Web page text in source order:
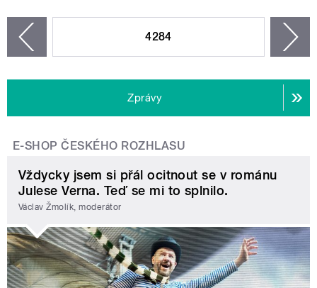
4284
Zprávy
E-SHOP ČESKÉHO ROZHLASU
Vždycky jsem si přál ocitnout se v románu
Julese Verna. Teď se mi to splnilo.
Václav Žmolík, moderátor